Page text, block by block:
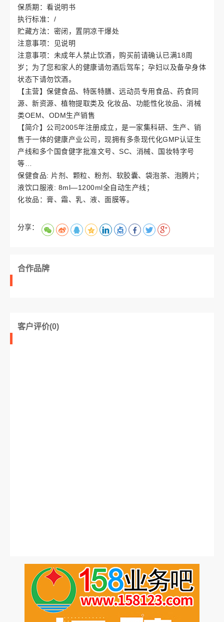
保质期：看说明书
执行标准：/
贮藏方法：密闭，置阴凉干爆处
注意事项：见说明
注意事项：未成年人禁止饮酒，购买前请确认已满18周
岁；为了您和家人的健康请勿酒后驾车；孕妇以及备孕身体
状态下请勿饮酒。
【主营】保健食品、特医特膳、远动员专用食品、药食同
源、新资源、植物提取类及 化妆品、功能性化妆品、消械
类OEM、ODM生产销售
【简介】公司2005年注册成立，是一家集科研、生产、销
售于一体的健康产业公司，现拥有多条现代化GMP认证生
产线和多个国食健字批准文号、SC、消械、国妆特字号
等…
保健食品: 片剂、颗粒、粉剂、软胶囊、袋泡茶、泡腾片；
液饮口服液: 8ml—1200ml全自动生产线；
化妆品：膏、霜、乳、液、面膜等。
分享：
合作品牌
客户评价(0)